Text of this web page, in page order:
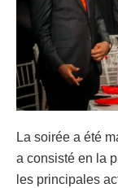
La soirée a été
a consisté en la
les principales